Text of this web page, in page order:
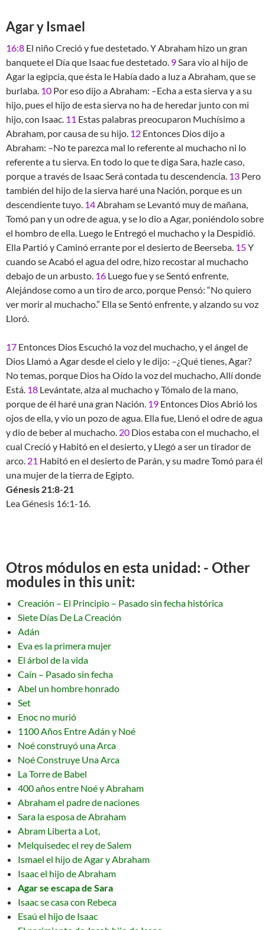
Agar y Ismael
16:8 El niño Creció y fue destetado. Y Abraham hizo un gran
banquete el Día que Isaac fue destetado. 9Sara vio al hijo de
Agar la egipcia, que ésta le Había dado a luz a Abraham, que se
burlaba. 10 Por eso dijo a Abraham: –Echa a esta sierva y a su
hijo, pues el hijo de esta sierva no ha de heredar junto con mi
hijo, con Isaac. 11 Estas palabras preocuparon Muchísimo a
Abraham, por causa de su hijo. 12 Entonces Dios dijo a
Abraham: –No te parezca mal lo referente al muchacho ni lo
referente a tu sierva. En todo lo que te diga Sara, hazle caso,
porque a través de Isaac Será contada tu descendencia. 13 Pero
también del hijo de la sierva haré una Nación, porque es un
descendiente tuyo. 14Abraham se Levantó muy de mañana,
Tomó pan y un odre de agua, y se lo dio a Agar, poniéndolo sobre
el hombro de ella. Luego le Entregó el muchacho y la Despidió.
Ella Partió y Caminó errante por el desierto de Beerseba. 15Y
cuando se Acabó el agua del odre, hizo recostar al muchacho
debajo de un arbusto. 16 Luego fue y se Sentó enfrente,
Alejándose como a un tiro de arco, porque Pensó: “No quiero
ver morir al muchacho.” Ella se Sentó enfrente, y alzando su voz
Lloró.
17 Entonces Dios Escuchó la voz del muchacho, y el ángel de
Dios Llamó a Agar desde el cielo y le dijo: –¿Qué tienes, Agar?
No temas, porque Dios ha Oído la voz del muchacho, Allí donde
Está. 18 Levántate, alza al muchacho y Tómalo de la mano,
porque de él haré una gran Nación. 19 Entonces Dios Abrió los
ojos de ella, y vio un pozo de agua. Ella fue, Llenó el odre de agua
y dio de beber al muchacho. 20 Dios estaba con el muchacho, el
cual Creció y Habitó en el desierto, y Llegó a ser un tirador de
arco. 21 Habitó en el desierto de Parán, y su madre Tomó para él
una mujer de la tierra de Egipto.
Génesis 21:8-21
Lea Génesis 16:1-16.
Otros módulos en esta unidad: - Other
modules in this unit:
Creación – El Principio – Pasado sin fecha histórica
Siete Días De La Creación
Adán
Eva es la primera mujer
El árbol de la vida
Caín – Pasado sin fecha
Abel un hombre honrado
Set
Enoc no murió
1100 Años Entre Adán y Noé
Noé construyó una Arca
Noé Construye Una Arca
La Torre de Babel
400 años entre Noé y Abraham
Abraham el padre de naciones
Sara la esposa de Abraham
Abram Liberta a Lot,
Melquisedec el rey de Salem
Ismael el hijo de Agar y Abraham
Isaac el hijo de Abraham
Agar se escapa de Sara
Isaac se casa con Rebeca
Esaú el hijo de Isaac